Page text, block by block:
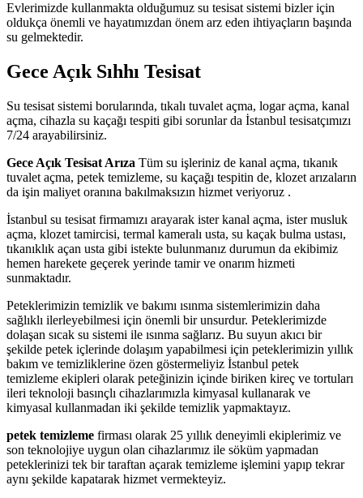
Evlerimizde kullanmakta olduğumuz su tesisat sistemi bizler için
oldukça önemli ve hayatımızdan önem arz eden ihtiyaçların başında
su gelmektedir.
Gece Açık Sıhhı Tesisat
Su tesisat sistemi borularında, tıkalı tuvalet açma, logar açma, kanal
açma, cihazla su kaçağı tespiti gibi sorunlar da İstanbul tesisatçımızı
7/24 arayabilirsiniz.
Gece Açık Tesisat Arıza Tüm su işleriniz de kanal açma, tıkanık
tuvalet açma, petek temizleme, su kaçağı tespitin de, klozet arızaların
da işin maliyet oranına bakılmaksızın hizmet veriyoruz .
İstanbul su tesisat firmamızı arayarak ister kanal açma, ister musluk
açma, klozet tamircisi, termal kameralı usta, su kaçak bulma ustası,
tıkanıklık açan usta gibi istekte bulunmanız durumun da ekibimiz
hemen harekete geçerek yerinde tamir ve onarım hizmeti
sunmaktadır.
Peteklerimizin temizlik ve bakımı ısınma sistemlerimizin daha
sağlıklı ilerleyebilmesi için önemli bir unsurdur. Peteklerimizde
dolaşan sıcak su sistemi ile ısınma sağlarız. Bu suyun akıcı bir
şekilde petek içlerinde dolaşım yapabilmesi için peteklerimizin yıllık
bakım ve temizliklerine özen göstermeliyiz İstanbul petek
temizleme ekipleri olarak peteğinizin içinde biriken kireç ve tortuları
ileri teknoloji basınçlı cihazlarımızla kimyasal kullanarak ve
kimyasal kullanmadan iki şekilde temizlik yapmaktayız.
petek temizleme firması olarak 25 yıllık deneyimli ekiplerimiz ve
son teknolojiye uygun olan cihazlarımız ile söküm yapmadan
peteklerinizi tek bir taraftan açarak temizleme işlemini yapıp tekrar
aynı şekilde kapatarak hizmet vermekteyiz.